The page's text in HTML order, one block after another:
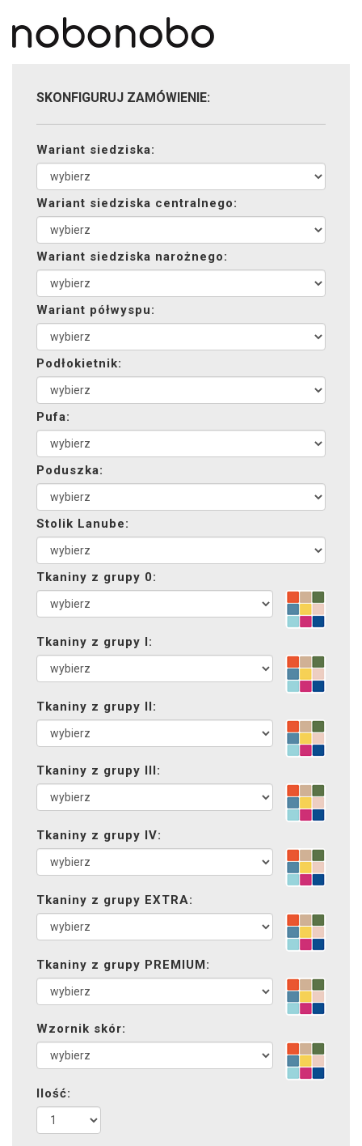
SKONFIGURUJ ZAMÓWIENIE:
Wariant siedziska:
Wariant siedziska centralnego:
Wariant siedziska narożnego:
Wariant półwyspu:
Podłokietnik:
Pufa:
Poduszka:
Stolik Lanube:
Tkaniny z grupy 0:
Tkaniny z grupy I:
Tkaniny z grupy II:
Tkaniny z grupy III:
Tkaniny z grupy IV:
Tkaniny z grupy EXTRA:
Tkaniny z grupy PREMIUM:
Wzornik skór:
Ilość: